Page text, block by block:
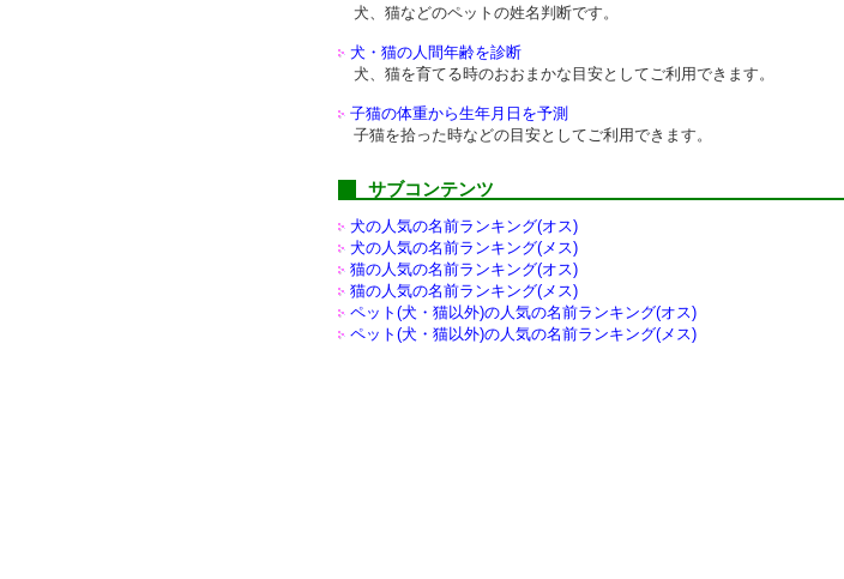
犬、猫などのペットの姓名判断です。
犬・猫の人間年齢を診断
犬、猫を育てる時のおおまかな目安としてご利用できます。
子猫の体重から生年月日を予測
子猫を拾った時などの目安としてご利用できます。
サブコンテンツ
犬の人気の名前ランキング(オス)
犬の人気の名前ランキング(メス)
猫の人気の名前ランキング(オス)
猫の人気の名前ランキング(メス)
ペット(犬・猫以外)の人気の名前ランキング(オス)
ペット(犬・猫以外)の人気の名前ランキング(メス)